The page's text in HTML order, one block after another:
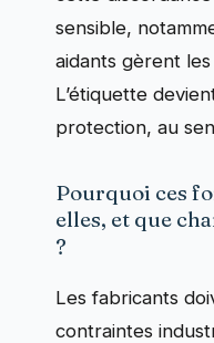
sensible,
aidants gèrent
L’étiquette
protection, au
Pourquoi ces
elles, et que
?
Les fabricants
contraintes